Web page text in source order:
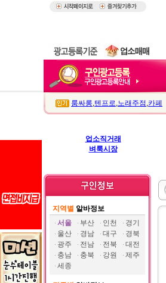
룸싸롱,텐프로,노래주점 ,카페
업소직거래
벼룩시장
지역별 알바정보
서울
부산 인천
경기
울산
경남 대구
경북
광주
전남 전북
대전
충남
충북 강원
제주
세종